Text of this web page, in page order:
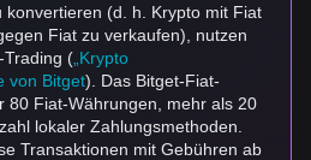
konvertieren (d. h. Krypto mit Fiat
Fiat zu verkaufen), nutzen
Trading ( „Krypto
von Bitget). Das Bitget-Fiat-
80 Fiat-Währungen, mehr als 20
lokaler Zahlungsmethoden.
Transaktionen mit Gebühren ab